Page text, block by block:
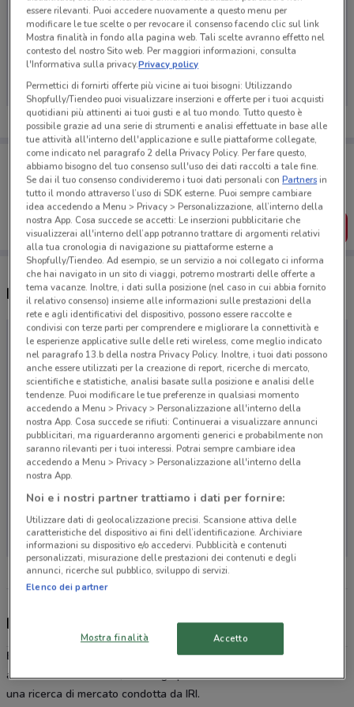
Ci dispiace, al momento non abbiamo pubblicato
volantini nella tua zona. Riprova più tardi.
Porta DoveConviene sempre con te!
Puoi trovare le migliori offerte dei negozi vicino a te,
salvarle e creare la tua lista del risparmio, comodamente
dal tuo cellulare.
SCARICA L’APP
Negozi Eletto Prodotto Dell'Anno a Massa
Non ci sono negozi nelle vicinanze
Eletto Prodotto Dell'Anno, offerte e negozi
Eletto Prodotto Dell'Anno
è il più importante premio
all'Innovazione in Italia, coinvolge più di 12.000 consumatori tramite
una ricerca di mercato condotta da IRI.
essere rilevanti. Puoi accedere nuovamente a questo menu per
modificare le tue scelte o per revocare il consenso facendo clic sul link
Mostra finalità in fondo alla pagina web. Tali scelte avranno effetto nel
contesto del nostro Sito web. Per maggiori informazioni, consulta
l'Informativa sulla privacy.Privacy policy
Permettici di fornirti offerte più vicine ai tuoi bisogni: Utilizzando
Shopfully/Tiendeo puoi visualizzare inserzioni e offerte per i tuoi acquisti
quotidiani più attinenti ai tuoi gusti e al tuo mondo. Tutto questo è
possibile grazie ad una serie di strumenti e analisi effettuate in base alle
tue attività all'interno dell'applicazione e sulle piattaforme collegate,
come indicato nel paragrafo 2 della Privacy Policy. Per fare questo,
abbiamo bisogno del tuo consenso sull'uso dei dati raccolti a tale fine.
Se dai il tuo consenso condivideremo i tuoi dati personali conPartnersin
tutto il mondo attraverso l’uso di SDK esterne. Puoi sempre cambiare
idea accedendo a Menu > Privacy > Personalizzazione, all’interno della
nostra App. Cosa succede se accetti: Le inserzioni pubblicitarie che
visualizzerai all'interno dell’app potranno trattare di argomenti relativi
alla tua cronologia di navigazione su piattaforme esterne a
Shopfully/Tiendeo. Ad esempio, se un servizio a noi collegato ci informa
che hai navigato in un sito di viaggi, potremo mostrarti delle offerte a
tema vacanze. Inoltre, i dati sulla posizione (nel caso in cui abbia fornito
il relativo consenso) insieme alle informazioni sulle prestazioni della
rete e agli identificativi del dispositivo, possono essere raccolte e
condivisi con terze parti per comprendere e migliorare la connettività e
le esperienze applicative sulle delle reti wireless, come meglio indicato
nel paragrafo 13.b della nostra Privacy Policy. Inoltre, i tuoi dati possono
anche essere utilizzati per la creazione di report, ricerche di mercato,
scientifiche e statistiche, analisi basate sulla posizione e analisi delle
tendenze. Puoi modificare le tue preferenze in qualsiasi momento
accedendo a Menu > Privacy > Personalizzazione all'interno della
nostra App. Cosa succede se rifiuti: Continuerai a visualizzare annunci
pubblicitari, ma riguarderanno argomenti generici e probabilmente non
saranno rilevanti per i tuoi interessi. Potrai sempre cambiare idea
accedendo a Menu > Privacy > Personalizzazione all'interno della
nostra App.
Noi e i nostri partner trattiamo i dati per fornire:
Utilizzare dati di geolocalizzazione precisi. Scansione attiva delle
caratteristiche del dispositivo ai fini dell’identificazione. Archiviare
informazioni su dispositivo e/o accedervi. Pubblicità e contenuti
personalizzati, misurazione delle prestazioni dei contenuti e degli
annunci, ricerche sul pubblico, sviluppo di servizi.
Elenco dei partner
Mostra finalità Accetto